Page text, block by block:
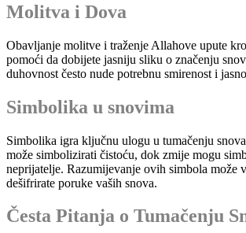
Molitva i Dova
Obavljanje molitve i traženje Allahove upute
pomoći da dobijete jasniju sliku o značenju
duhovnost često nude potrebnu smirenost i
Simbolika u snovima
Simbolika igra ključnu ulogu u tumačenju
može simbolizirati čistoću, dok zmije mogu
neprijatelje. Razumijevanje ovih simbola može
dešifrirate poruke vaših snova.
Česta Pitanja o Tumačenju